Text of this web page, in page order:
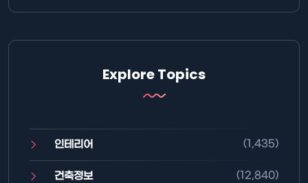
Explore Topics
인테리어 (1,435)
건축정보 (12,840)